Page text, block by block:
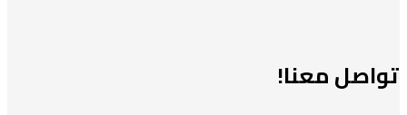
تواصل معنا!